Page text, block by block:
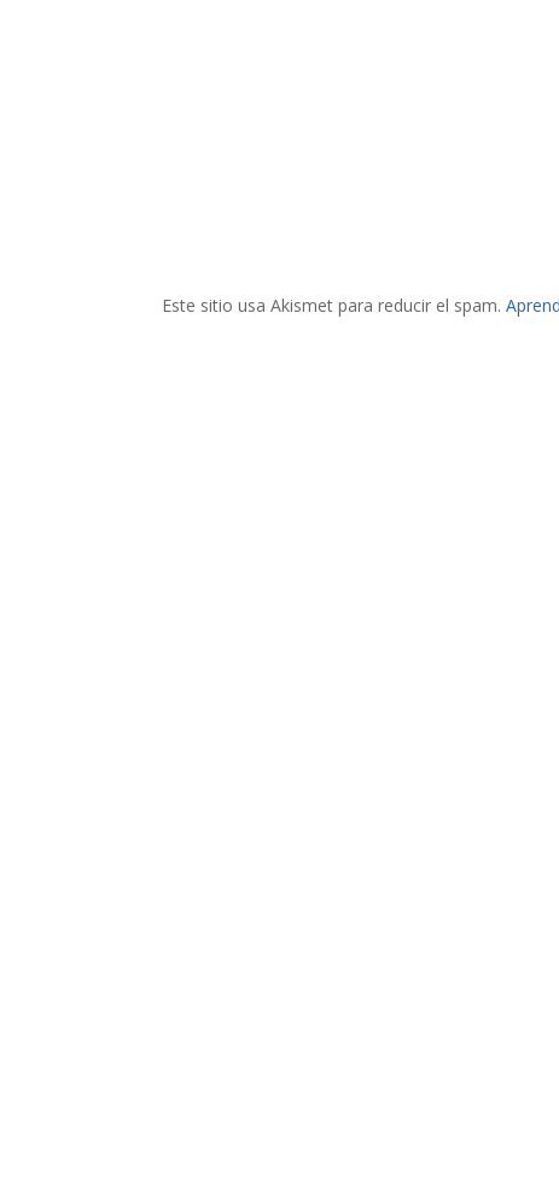
Este sitio usa Akismet para reducir el spam.